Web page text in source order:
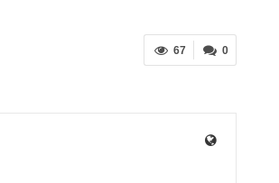
0
67